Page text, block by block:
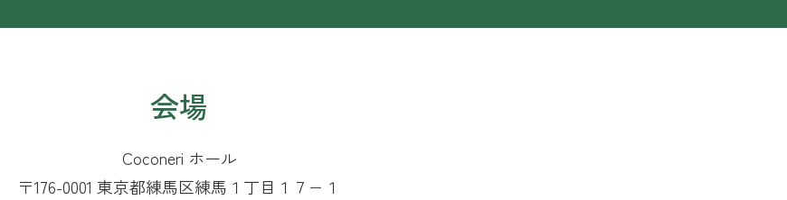
会場
Coconeri ホール
〒176-0001 東京都練馬区練馬１丁目１７−１